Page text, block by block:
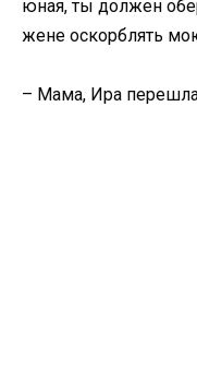
юная, ты должен
жене оскорблять
– Мама, Ира перешла